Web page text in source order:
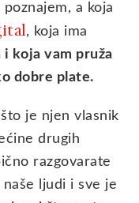
a koja
, koja ima
koja vam pruža
dobre plate.
je njen vlasnik
drugih
razgovarate
ljudi i sve je